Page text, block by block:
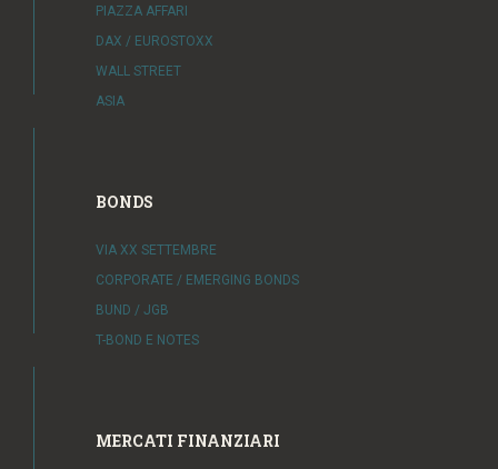
PIAZZA AFFARI
DAX / EUROSTOXX
WALL STREET
ASIA
BONDS
VIA XX SETTEMBRE
CORPORATE / EMERGING BONDS
BUND / JGB
T-BOND E NOTES
MERCATI FINANZIARI